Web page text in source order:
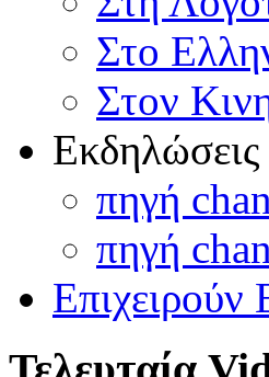
Στο
Στον
πηγή
πηγή
Επιχειρούν